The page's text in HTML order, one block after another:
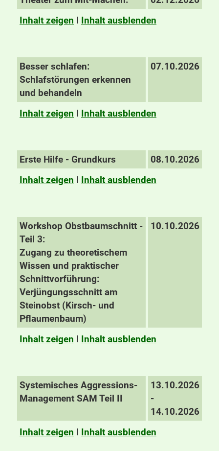
Inhalt zeigen I Inhalt ausblenden
Besser schlafen:
Schlafstörungen erkennen
und behandeln
07.10.2026
Inhalt zeigen I Inhalt ausblenden
Erste Hilfe - Grundkurs
08.10.2026
Inhalt zeigen I Inhalt ausblenden
Workshop Obstbaumschnitt -
Teil 3:
Zugang zu theoretischem
Wissen und praktischer
Schnittvorführung:
Verjüngungsschnitt am
Steinobst (Kirsch- und
Pflaumenbaum)
10.10.2026
Inhalt zeigen I Inhalt ausblenden
Systemisches Aggressions-
Management SAM Teil II
13.10.2026
-
14.10.2026
Inhalt zeigen I Inhalt ausblenden